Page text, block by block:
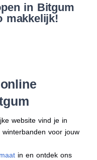
in Bitgum
makkelijk!
website vind je in
voor jouw
in en ontdek ons